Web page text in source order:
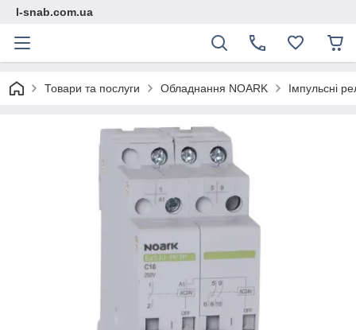
l-snab.com.ua
Товари та послуги Обладнання NOARK Імпульсні